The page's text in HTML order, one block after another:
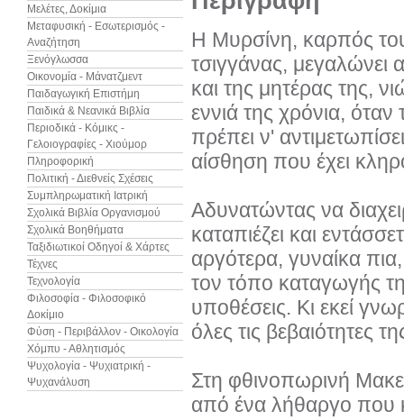
Μελέτες, Δοκίμια
Μεταφυσική - Εσωτερισμός -
Αναζήτηση
Ξενόγλωσσα
Οικονομία - Μάνατζμεντ
Παιδαγωγική Επιστήμη
Παιδικά & Νεανικά Βιβλία
Περιοδικά - Κόμικς -
Γελοιογραφίες - Χιούμορ
Πληροφορική
Πολιτική - Διεθνείς Σχέσεις
Συμπληρωματική Ιατρική
Σχολικά Βιβλία Οργανισμού
Σχολικά Βοηθήματα
Ταξιδιωτικοί Οδηγοί & Χάρτες
Τέχνες
Τεχνολογία
Φιλοσοφία - Φιλοσοφικό
Δοκίμιο
Φύση - Περιβάλλον - Οικολογία
Χόμπυ - Αθλητισμός
Ψυχολογία - Ψυχιατρική -
Ψυχανάλυση
Η Μυρσίνη, καρπός
τσιγγάνας, μεγαλώνει
και της μητέρας της,
εννιά της χρόνια,
πρέπει ν'
αίσθηση που έχει
Αδυνατώντας να
καταπιέζει και
αργότερα, γυναίκα
τον τόπο καταγωγής
υποθέσεις. Κι εκεί
όλες τις βεβαιότητες
Στη φθινοπωρινή
από ένα λήθαργο που